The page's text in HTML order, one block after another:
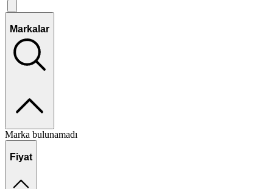
Markalar
Marka bulunamadı
Fiyat